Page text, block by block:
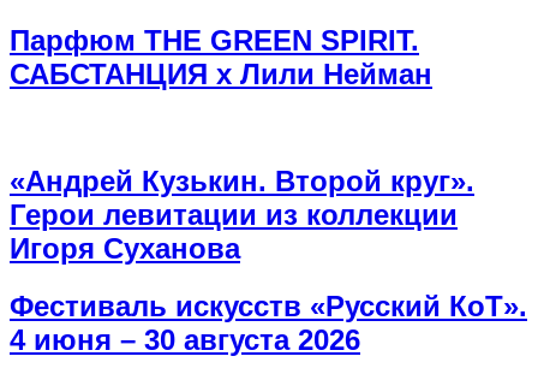
Парфюм THE GREEN SPIRIT.
САБСТАНЦИЯ х Лили Нейман
«Андрей Кузькин. Второй круг».
Герои левитации из коллекции
Игоря Суханова
Фестиваль искусств «Русский КоТ».
4 июня – 30 августа 2026